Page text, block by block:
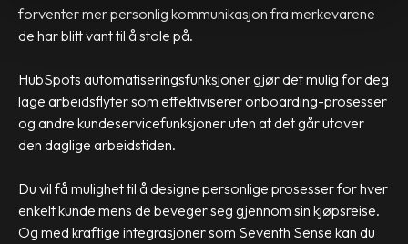
forventer mer personlig kommunikasjon fra merkevarene
de har blitt vant til å stole på.
HubSpots automatiseringsfunksjoner gjør det mulig for deg
lage arbeidsflyter som effektiviserer onboarding-prosesser
og andre kundeservicefunksjoner uten at det går utover
den daglige arbeidstiden.
Du vil få mulighet til å designe personlige prosesser for hver
enkelt kunde mens de beveger seg gjennom sin kjøpsreise.
Og med kraftige integrasjoner som Seventh Sense kan du